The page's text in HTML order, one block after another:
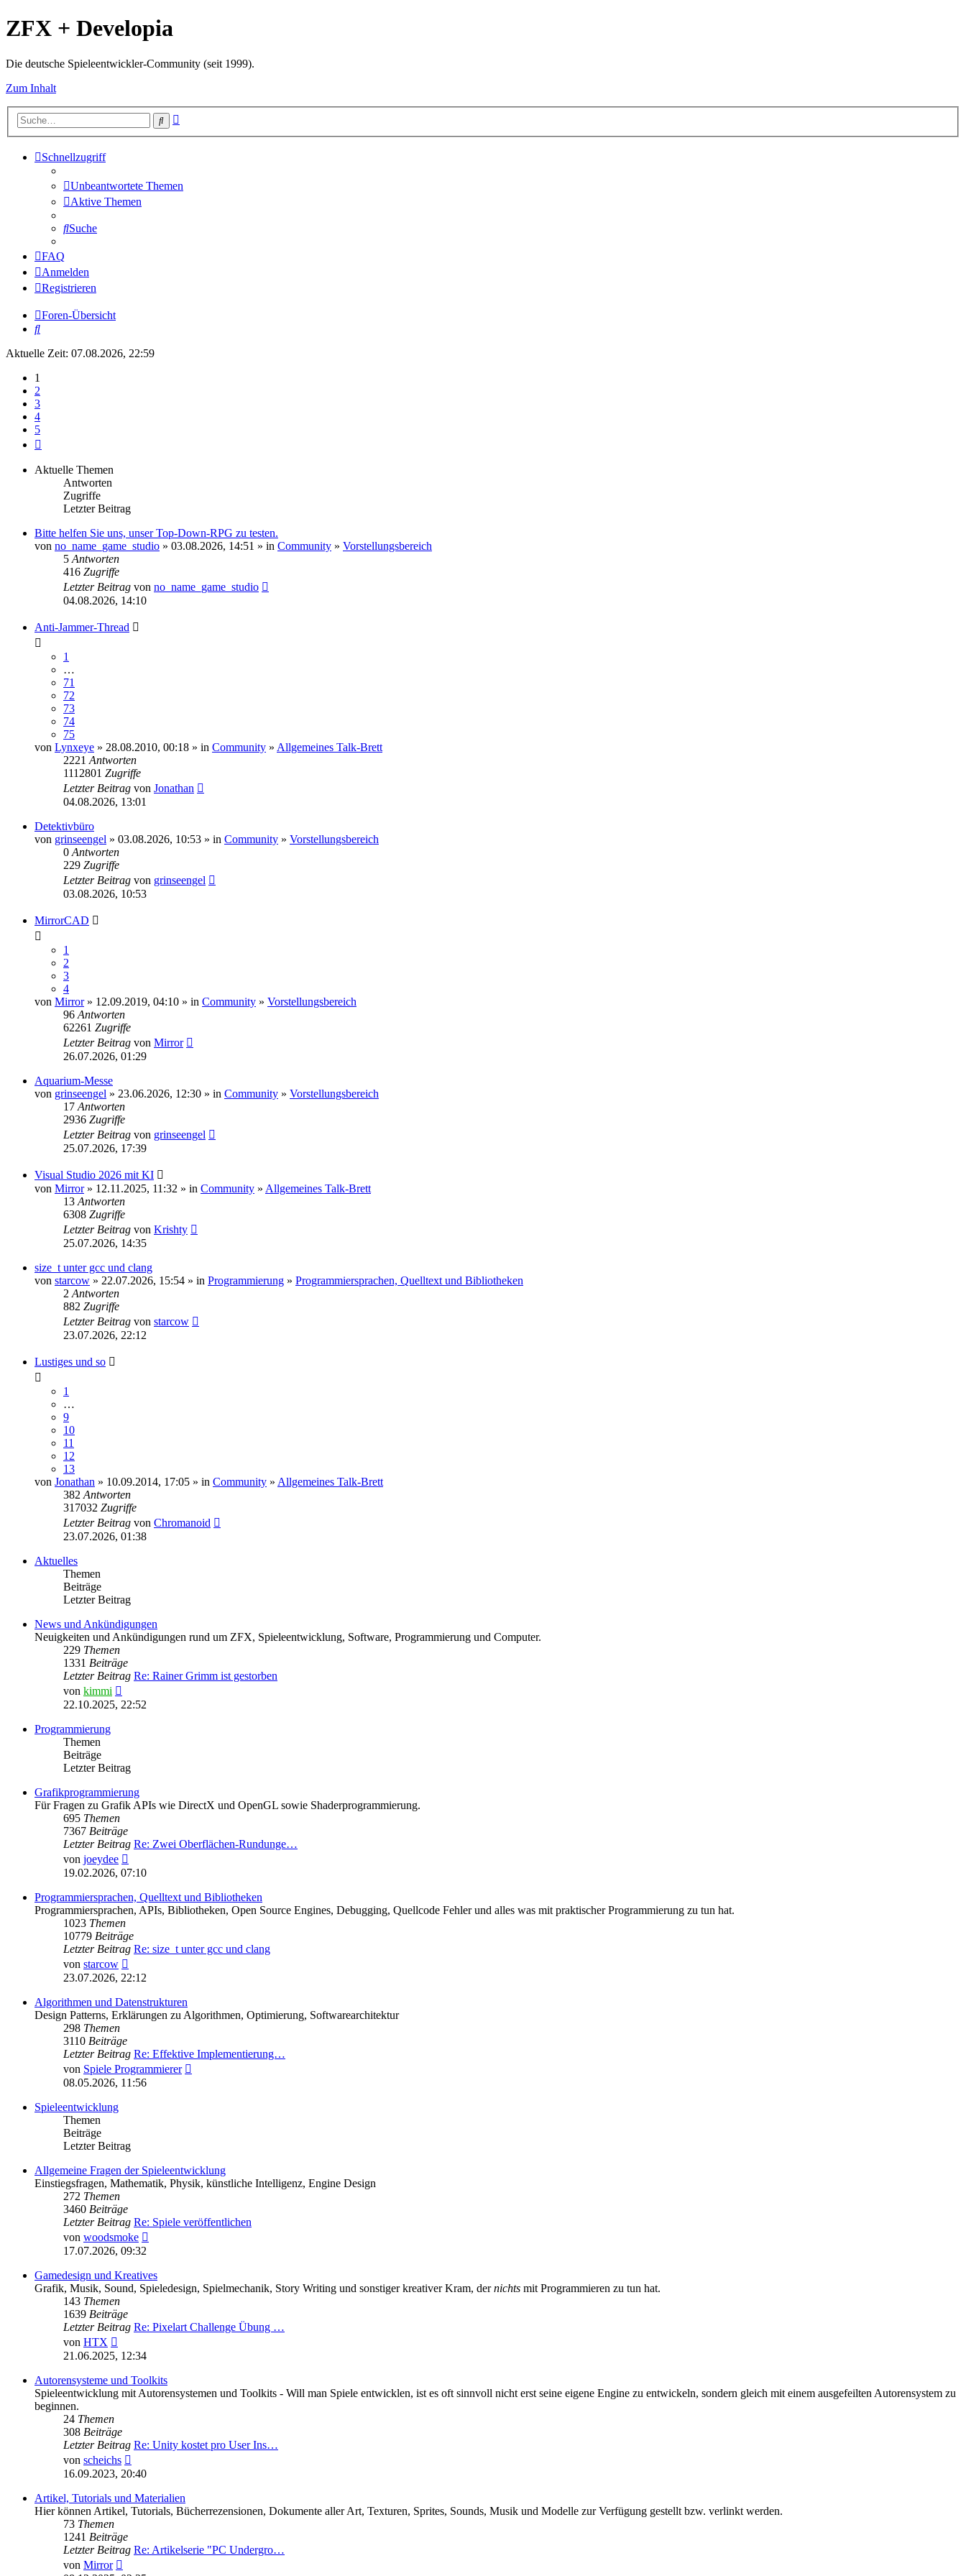
ZFX + Developia
Die deutsche Spieleentwickler-Community (seit 1999).
Zum Inhalt
Suche
Schnellzugriff
Unbeantwortete Themen
Aktive Themen
Suche
FAQ
Anmelden
Registrieren
Foren-Übersicht
Suche
Aktuelle Zeit: 07.08.2026, 22:59
1
2
3
4
5
Aktuelle Themen
Antworten
Zugriffe
Letzter Beitrag
Bitte helfen Sie uns, unser Top-Down-RPG zu testen.
von no_name_game_studio » 03.08.2026, 14:51 » in Community » Vorstellungsbereich
5Antworten
416 Zugriffe
Letzter Beitrag von no_name_game_studio
04.08.2026, 14:10
Anti-Jammer-Thread
1
…
71
72
73
74
75
von Lynxeye » 28.08.2010, 00:18 » in Community » Allgemeines Talk-Brett
2221Antworten
1112801 Zugriffe
Letzter Beitrag von Jonathan
04.08.2026, 13:01
Detektivbüro
von grinseengel » 03.08.2026, 10:53 » in Community » Vorstellungsbereich
0Antworten
229 Zugriffe
Letzter Beitrag von grinseengel
03.08.2026, 10:53
MirrorCAD
1
2
3
4
von Mirror» 12.09.2019, 04:10 » in Community » Vorstellungsbereich
96Antworten
62261 Zugriffe
Letzter Beitrag von Mirror
26.07.2026, 01:29
Aquarium-Messe
von grinseengel » 23.06.2026, 12:30 » in Community » Vorstellungsbereich
17Antworten
2936 Zugriffe
Letzter Beitrag von grinseengel
25.07.2026, 17:39
Visual Studio 2026 mit KI
von Mirror» 12.11.2025, 11:32 » in Community » Allgemeines Talk-Brett
13Antworten
6308 Zugriffe
Letzter Beitrag von Krishty
25.07.2026, 14:35
size_t unter gcc und clang
von starcow » 22.07.2026, 15:54 » in Programmierung » Programmiersprachen, Quelltext und Bibliotheken
2Antworten
882 Zugriffe
Letzter Beitrag von starcow
23.07.2026, 22:12
Lustiges und so
1
…
9
10
11
12
13
von Jonathan » 10.09.2014, 17:05 » in Community » Allgemeines Talk-Brett
382Antworten
317032 Zugriffe
Letzter Beitrag von Chromanoid
23.07.2026, 01:38
Aktuelles
Themen
Beiträge
Letzter Beitrag
News und Ankündigungen
Neuigkeiten und Ankündigungen rund um ZFX, Spieleentwicklung, Software, Programmierung und Computer.
229 Themen
1331 Beiträge
Letzter Beitrag Re: Rainer Grimm ist gestorben
von kimmi
Beitrag
22.10.2025, 22:52
Programmierung
Themen
Beiträge
Letzter Beitrag
Grafikprogrammierung
Für Fragen zu Grafik APIs wie DirectX und OpenGL sowie Shaderprogrammierung.
695 Themen
7367 Beiträge
Letzter Beitrag Re: Zwei Oberflächen-Rundunge…
von joeydee
Beitrag
19.02.2026, 07:10
Programmiersprachen, Quelltext und Bibliotheken
Programmiersprachen, APIs, Bibliotheken, Open Source Engines, Debugging, Quellcode Fehler und alles was mit praktischer Programmierung zu tun hat.
1023 Themen
10779 Beiträge
Letzter Beitrag Re: size_t unter gcc und clang
von starcow
Beitrag
23.07.2026, 22:12
Algorithmen und Datenstrukturen
Design Patterns, Erklärungen zu Algorithmen, Optimierung, Softwarearchitektur
298 Themen
3110 Beiträge
Letzter Beitrag Re: Effektive Implementierung…
von Spiele Programmierer
08.05.2026, 11:56
Spieleentwicklung
Themen
Beiträge
Letzter Beitrag
Allgemeine Fragen der Spieleentwicklung
Einstiegsfragen, Mathematik, Physik, künstliche Intelligenz, Engine Design
272 Themen
3460 Beiträge
Letzter Beitrag Re: Spiele veröffentlichen
von woodsmoke
17.07.2026, 09:32
Gamedesign und Kreatives
Grafik, Musik, Sound, Spieledesign, Spielmechanik, Story Writing und sonstiger kreativer Kram, dernichts mit Programmieren zu tun hat.
143 Themen
1639 Beiträge
Letzter Beitrag Re: Pixelart Challenge Übung …
von HTX
Beitrag
21.06.2025, 12:34
Autorensysteme und Toolkits
Spieleentwicklung mit Autorensystemen und Toolkits - Will man Spiele entwicklen, ist es oft sinnvoll nicht erst seine eigene Engine zu entwickeln, sondern gleich mit einem ausgefeilten Autorensystem zu
beginnen.
24 Themen
308 Beiträge
Letzter Beitrag Re: Unity kostet pro User Ins…
von scheichs
Beitrag
16.09.2023, 20:40
Artikel, Tutorials und Materialien
Hier können Artikel, Tutorials, Bücherrezensionen, Dokumente aller Art, Texturen, Sprites, Sounds, Musik und Modelle zur Verfügung gestellt bzw. verlinkt werden.
73 Themen
1241 Beiträge
Letzter Beitrag Re: Artikelserie "PC Undergro…
von Mirror